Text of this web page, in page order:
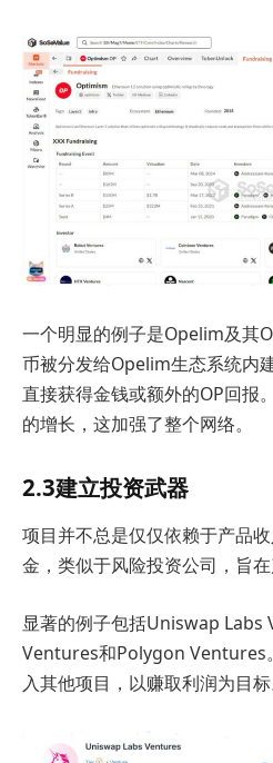
一个明显的例子是Opelim及其
币被分发给Opelim生态系统内
直接获得金钱或额外的OP回报
的增长，这加强了整个网络。
2.3建立投资武器
项目并不总是仅仅依赖于产品
金，类似于风险投资公司，旨在
显著的例子包括Uniswap Labs
Ventures和Polygon Ventures
入其他项目，以赚取利润为目标